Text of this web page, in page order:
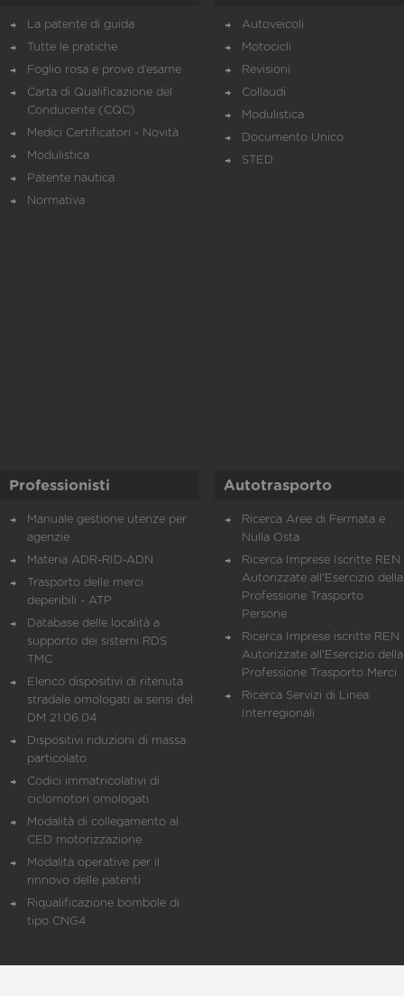
La patente di guida
Tutte le pratiche
Foglio rosa e prove d’esame
Carta di Qualificazione del
Conducente (CQC)
Medici Certificatori - Novità
Modulistica
Patente nautica
Normativa
Autoveicoli
Motocicli
Revisioni
Collaudi
Modulistica
Documento Unico
STED
Professionisti
Manuale gestione utenze per
agenzie
Materia ADR-RID-ADN
Trasporto delle merci
deperibili - ATP
Database delle località a
supporto dei sistemi RDS
TMC
Elenco dispositivi di ritenuta
stradale omologati ai sensi del
DM 21.06.04
Dispositivi riduzioni di massa
particolato
Codici immatricolativi di
ciclomotori omologati
Modalità di collegamento al
CED motorizzazione
Modalità operative per il
rinnovo delle patenti
Riqualificazione bombole di
tipo CNG4
Autotrasporto
Ricerca Aree di Fermata e
Nulla Osta
Ricerca Imprese Iscritte REN
Autorizzate all'Esercizio della
Professione Trasporto
Persone
Ricerca Imprese iscritte REN
Autorizzate all'Esercizio della
Professione Trasporto Merci
Ricerca Servizi di Linea
Interregionali